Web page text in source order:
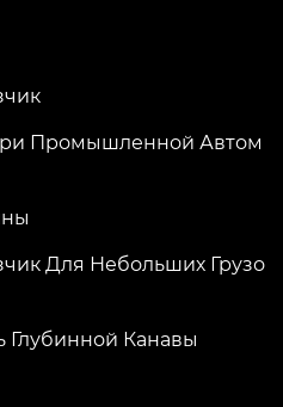
Промышленной Автом
Для Небольших Грузо
Глубинной Канавы